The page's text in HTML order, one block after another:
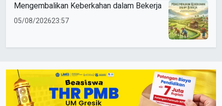
Mengembalikan Keberkahan dalam Bekerja
05/08/202623:57